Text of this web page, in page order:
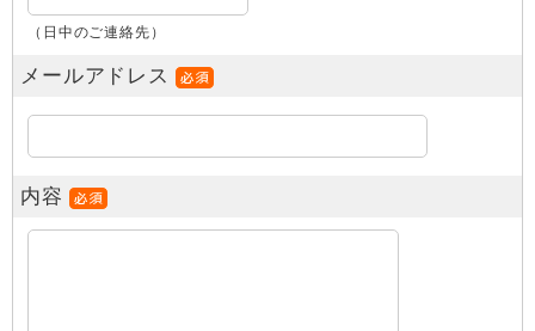
（日中のご連絡先）
メールアドレス
内容